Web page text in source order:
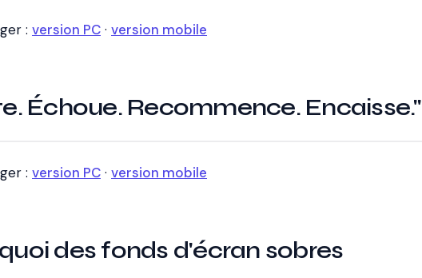
: version PC · version mobile
Échoue. Recommence. Encaisse."
: version PC · version mobile
des fonds d'écran sobres